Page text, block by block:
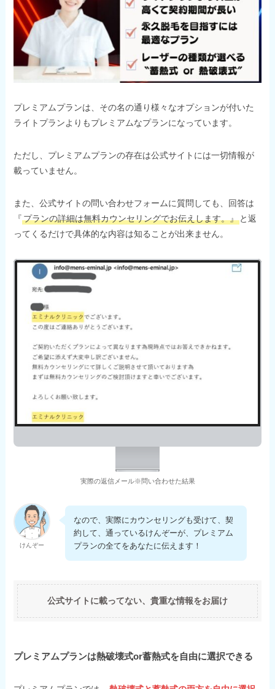
プレミアムプランは、その名の通り様々なオプションが付いた
ライトプランよりもプレミアムなプランになっています。
ただし、プレミアムプランの存在は公式サイトには一切情報が
載っていません。
また、公式サイトの問い合わせフォームに質問しても、回答は
『プランの詳細は無料カウンセリングでお伝えします。』 と返
ってくるだけで具体的な内容は知ることが出来ません。
実際の返信メール※問い合わせた結果
けんぞー
なので、実際にカウンセリングも受けて、契
約して、通っているけんぞーが、プレミアム
プランの全てをあなたに伝えます！
公式サイトに載ってない、貴重な情報をお届け
プレミアムプランは熱破壊式or蓄熱式を自由に選択できる